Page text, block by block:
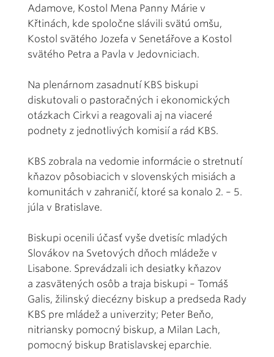
Adamove, Kostol Mena Panny Márie v
Křtinách, kde spoločne slávili svätú omšu,
Kostol svätého Jozefa v Senetářove a Kostol
svätého Petra a Pavla v Jedovniciach.
Na plenárnom zasadnutí KBS biskupi
diskutovali o pastoračných i ekonomických
otázkach Cirkvi a reagovali aj na viaceré
podnety z jednotlivých komisií a rád KBS.
KBS zobrala na vedomie informácie o stretnutí
kňazov pôsobiacich v slovenských misiách a
komunitách v zahraničí, ktoré sa konalo 2. – 5.
júla v Bratislave.
Biskupi ocenili účasť vyše dvetisíc mladých
Slovákov na Svetových dňoch mládeže v
Lisabone. Sprevádzali ich desiatky kňazov
a zasvätených osôb a traja biskupi – Tomáš
Galis, žilinský diecézny biskup a predseda Rady
KBS pre mládež a univerzity; Peter Beňo,
nitriansky pomocný biskup, a Milan Lach,
pomocný biskup Bratislavskej eparchie.